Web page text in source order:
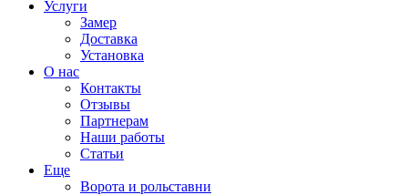
Услуги
Замер
Доставка
Установка
О нас
Контакты
Отзывы
Партнерам
Наши работы
Статьи
Еще
Ворота и рольставни